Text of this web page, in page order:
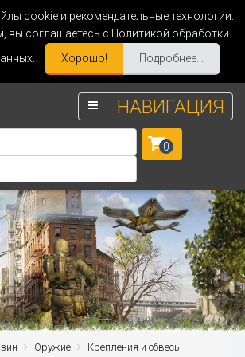
cookie и рекомендательные технологии.
вы соглашаетесь с Политикой обработки
Хорошо! Подробнее...
НАВИГАЦИЯ
0
Оружие Крепления и обвесы